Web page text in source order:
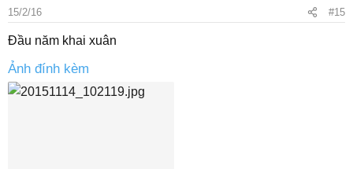
o
n
s
15/2/16 #15
Đầu năm khai xuân
Ảnh đính kèm